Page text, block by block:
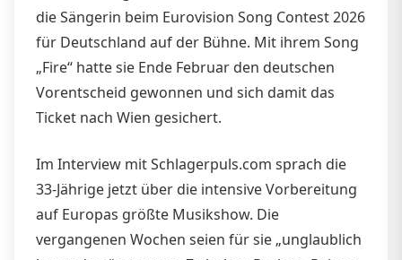
die Sängerin beim Eurovision Song Contest 2026
für Deutschland auf der Bühne. Mit ihrem Song
„Fire“ hatte sie Ende Februar den deutschen
Vorentscheid gewonnen und sich damit das
Ticket nach Wien gesichert.
Im Interview mit Schlagerpuls.com sprach die
33-Jährige jetzt über die intensive Vorbereitung
auf Europas größte Musikshow. Die
vergangenen Wochen seien für sie „unglaublich